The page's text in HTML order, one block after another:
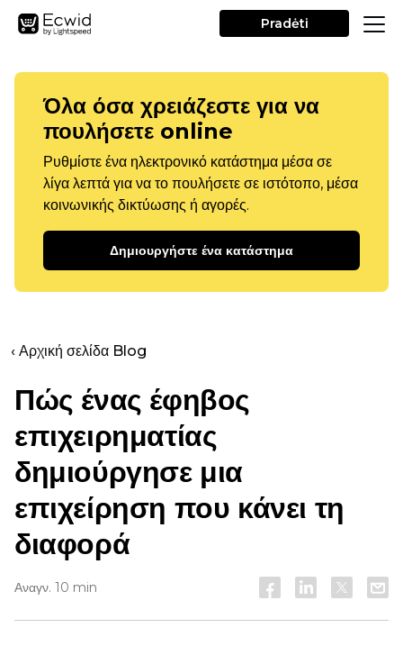
Pradėti
Όλα όσα χρειάζεστε για να
πουλήσετε online
Ρυθμίστε ένα ηλεκτρονικό κατάστημα μέσα σε
λίγα λεπτά για να το πουλήσετε σε ιστότοπο, μέσα
κοινωνικής δικτύωσης ή αγορές.
Δημιουργήστε ένα κατάστημα
‹ Αρχική σελίδα Blog
Πώς ένας έφηβος
επιχειρηματίας
δημιούργησε μια
επιχείρηση που κάνει τη
διαφορά
Αναγν. 10 min